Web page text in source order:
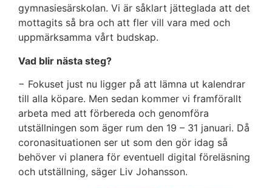
gymnasiesärskolan. Vi är såklart jätteglada att det
mottagits så bra och att fler vill vara med och
uppmärksamma vårt budskap.
Vad blir nästa steg?
− Fokuset just nu ligger på att lämna ut kalendrar
till alla köpare. Men sedan kommer vi framförallt
arbeta med att förbereda och genomföra
utställningen som äger rum den 19 – 31 januari. Då
coronasituationen ser ut som den gör idag så
behöver vi planera för eventuell digital föreläsning
och utställning, säger Liv Johansson.